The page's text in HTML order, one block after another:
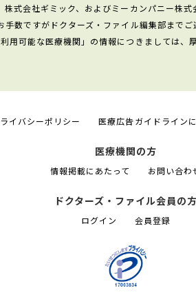
式会社ギミック、およびミーカンパニー株
数ですがドクターズ・ファイル編集部までご
用可能な医療機関」の情報につきましては、
イバシーポリシー 医療広告ガイドライン
医療機関の方
情報掲載にあたって お問い合わ
ドクターズ・ファイル会員の方
ログイン 会員登録